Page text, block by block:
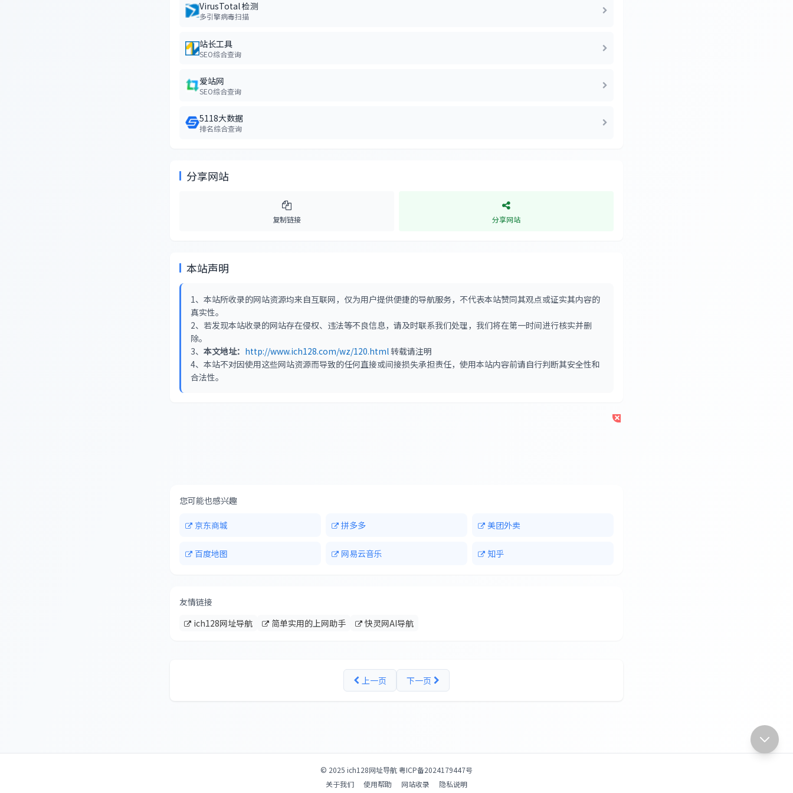
VirusTotal 检测
多引擎病毒扫描
站长工具
SEO综合查询
爱站网
SEO综合查询
5118大数据
排名综合查询
分享网站
复制链接 分享网站
本站声明
1、本站所收录的网站资源均来自互联网，仅为用户提供便捷的导航服务，不代表本站赞同其观点或证实其内容的
真实性。
2、若发现本站收录的网站存在侵权、违法等不良信息，请及时联系我们处理，我们将在第一时间进行核实并删
除。
3、 本文地址： http://www.ich128.com/wz/120.html转载请注明
4、本站不对因使用这些网站资源而导致的任何直接或间接损失承担责任，使用本站内容前请自行判断其安全性和
合法性。
您可能也感兴趣
京东商城 拼多多 美团外卖
百度地图 网易云音乐 知乎
友情链接
ich128网址导航
简单实用的上网助手 快灵网AI导航
上一页 下一页
© 2025 ich128网址导航粤ICP备2024179447号
关于我们
使用帮助 网站收录 隐私说明